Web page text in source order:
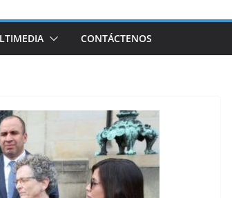
CONTÁCTENOS